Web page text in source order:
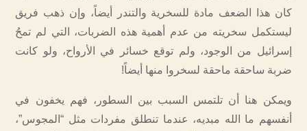
كان هذا الضعف مادة للسخرية والتندر أيضاً، وإن ذهب فريق
ليستكمل سخريته من عدم أهمية هذه الضربات، التي لم تمحُ
إسرائيل من الوجود، ولم توقع خسائر في الأرواح، ولو كانت
ضربة ساحقة ماحقة لسخروا منها أيضاً!
ويمكن هنا أن تلتمس السبب بين السطور، فهم يخفون في
أنفسهم ما الله مبديه، عندما تنطلق مفردات مثل “المجوس”،